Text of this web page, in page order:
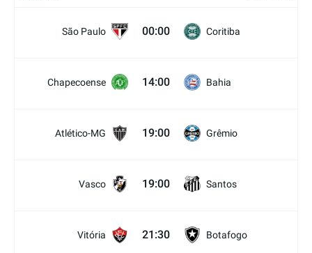
São Paulo 00:00 Coritiba
Chapecoense 14:00 Bahia
Atlético-MG 19:00 Grêmio
Vasco 19:00 Santos
Vitória 21:30 Botafogo